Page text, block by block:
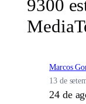
9300
Marcos
13 de
24 de